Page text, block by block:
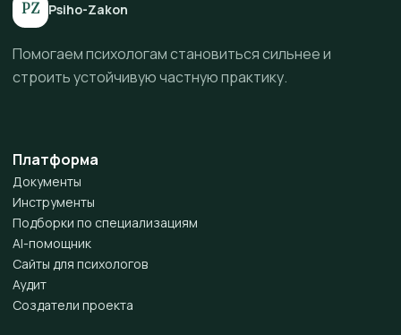
PZ Psiho-Zakon
Помогаем психологам становиться сильнее и
строить устойчивую частную практику.
Платформа
Документы
Инструменты
Подборки по специализациям
AI-помощник
Сайты для психологов
Аудит
Создатели проекта